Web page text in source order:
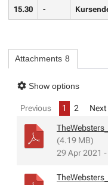
15.30 -
Attachments 8
Show options
Previous Next
1 2
(4.19 MB)
29 Apr 2021